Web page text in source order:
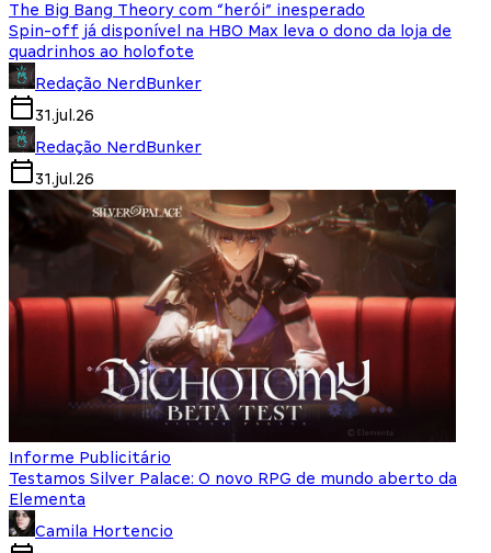
The Big Bang Theory com “herói” inesperado
Spin-off já disponível na HBO Max leva o dono da loja de
quadrinhos ao holofote
Redação NerdBunker
31.jul.26
Redação NerdBunker
31.jul.26
Informe Publicitário
Testamos Silver Palace: O novo RPG de mundo aberto da
Elementa
Camila Hortencio